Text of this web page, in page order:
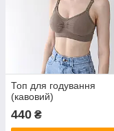
Топ для годування
(кавовий)
440 ₴